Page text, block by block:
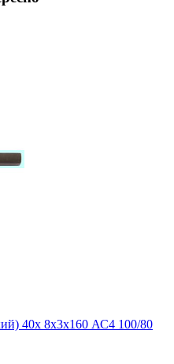
40х 8х3х160 АС4 100/80